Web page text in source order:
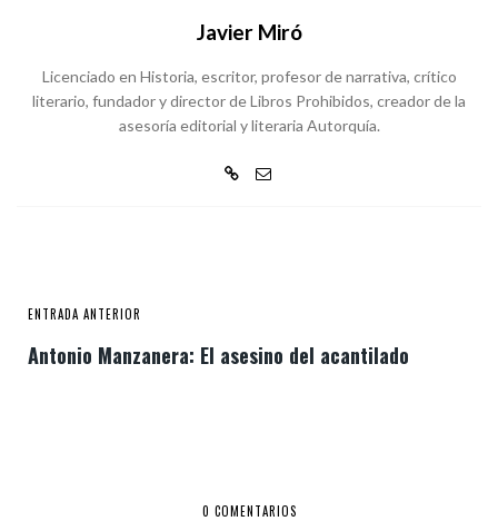
Javier Miró
Licenciado en Historia, escritor, profesor de narrativa, crítico
literario, fundador y director de Libros Prohibidos, creador de la
asesoría editorial y literaria Autorquía.
ENTRADA ANTERIOR
Antonio Manzanera: El asesino del acantilado
0 COMENTARIOS